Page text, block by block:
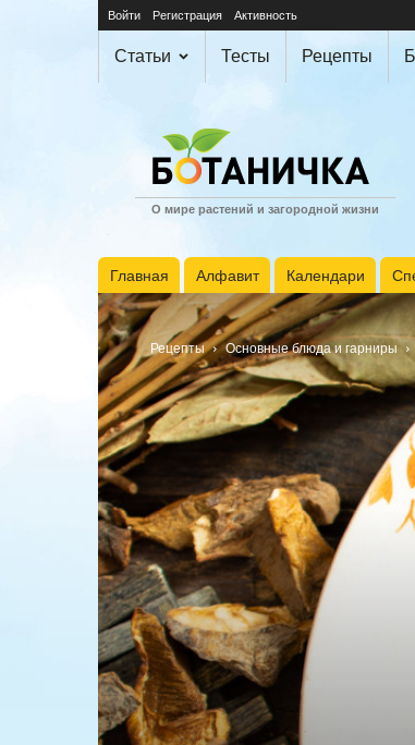
Войти Регистрация Активность
Статьи Тесты Рецепты
О мире растений и загородной жизни
Главная Алфавит Календари
Рецепты Основные блюда и гарниры